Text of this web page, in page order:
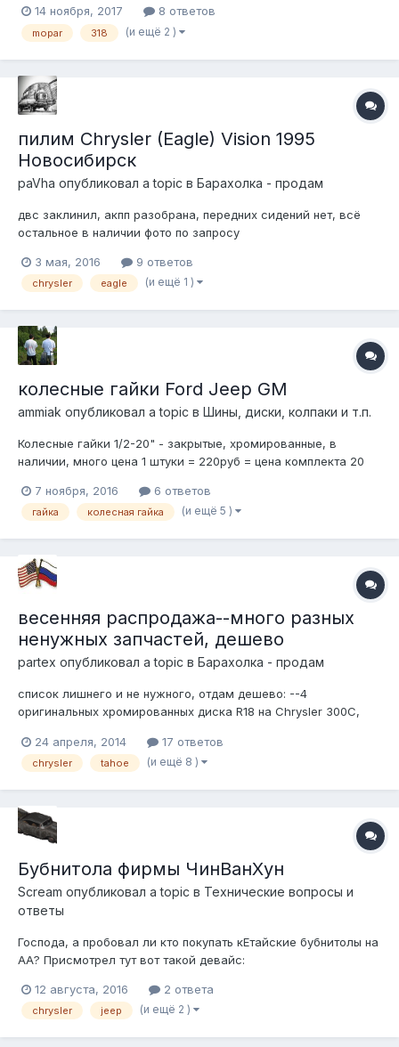
это не выкинули). Проверен на работоспособность и
поставлен в угол. Собственно, если вдуг применение
14 ноября, 2017 8 ответов
mopar 318 (и ещё 2 )
пилим Chrysler (Eagle) Vision 1995
Новосибирск
paVha опубликовал a topic в Барахолка - продам
двс заклинил, акпп разобрана, передних сидений нет, всё
остальное в наличии фото по запросу
3 мая, 2016 9 ответов
chrysler eagle (и ещё 1 )
колесные гайки Ford Jeep GM
ammiak опубликовал a topic в Шины, диски, колпаки и т.п.
Колесные гайки 1/2-20" - закрытые, хромированные, в
наличии, много цена 1 штуки = 220руб = цена комплекта 20
наличии секретки = 2000р = на заказ любые гайки, секретки
для любых автомобилей — хромированные, черные, цветные,
7 ноября, 2016 6 ответов
гайка колесная гайка (и ещё 5 )
весенняя распродажа--много разных
ненужных запчастей, дешево
partex опубликовал a topic в Барахолка - продам
список лишнего и не нужного, отдам дешево: --4
оригинальных хромированных диска R18 на Chrysler 300C,
96 Chevy VAN --передняя левая дверь оригинал на 2000-
2006 Тахо, GM# 15017223 --задний редуктор б/у на 2006
24 апреля, 2014 17 ответов
chrysler tahoe (и ещё 8 )
Бубнитола фирмы ЧинВанХун
Scream опубликовал a topic в Технические вопросы и
ответы
Господа, а пробовал ли кто покупать кЕтайские бубнитолы на
АА? Присмотрел тут вот такой девайс:
For-Jeep-Grand-Cherokee-Liberty-Wrangler-/131503229010?
fits=Year%3A2005|Make%3AJeep|Model%3AWrangler&hash=it
12 августа, 2016 2 ответа
chrysler jeep (и ещё 2 )